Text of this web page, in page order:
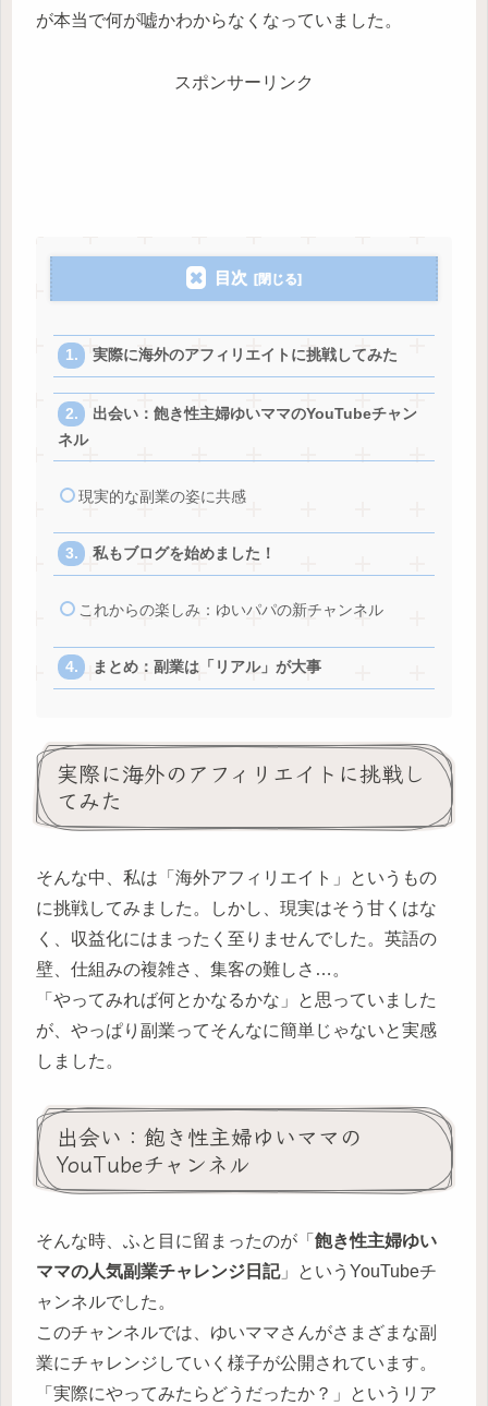
が本当で何が嘘かわからなくなっていました。
スポンサーリンク
目次
実際に海外のアフィリエイトに挑戦してみた
出会い：飽き性主婦ゆいママのYouTubeチャン
ネル
現実的な副業の姿に共感
私もブログを始めました！
これからの楽しみ：ゆいパパの新チャンネル
まとめ：副業は「リアル」が大事
実際に海外のアフィリエイトに挑戦し
てみた
そんな中、私は「海外アフィリエイト」というもの
に挑戦してみました。しかし、現実はそう甘くはな
く、収益化にはまったく至りませんでした。英語の
壁、仕組みの複雑さ、集客の難しさ…。
「やってみれば何とかなるかな」と思っていました
が、やっぱり副業ってそんなに簡単じゃないと実感
しました。
出会い：飽き性主婦ゆいママの
YouTubeチャンネル
そんな時、ふと目に留まったのが「 飽き性主婦ゆい
ママの人気副業チャレンジ日記」というYouTubeチ
ャンネルでした。
このチャンネルでは、ゆいママさんがさまざまな副
業にチャレンジしていく様子が公開されています。
「実際にやってみたらどうだったか？」というリア